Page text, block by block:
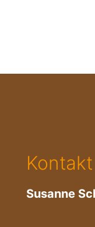
Kontakt
Susanne